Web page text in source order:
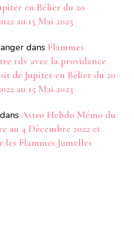
en Bélier du 20
au 15 Mai 2023
dans Flammes
rdv avec la providence
de Jupiter en Bélier du 20
au 15 Mai 2023
dans Astro Hebdo Mémo du
au 4 Décembre 2022 et
Flammes Jumelles